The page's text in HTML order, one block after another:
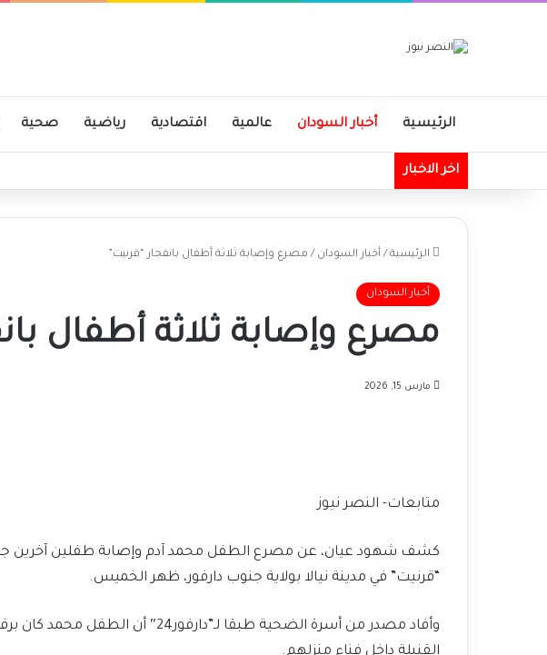
الرئيسية أخبار السودان عالمية اقتصادية رياضية صحية
اخر الاخبار
الرئيسية / أخبار السودان / مصرع وإصابة ثلاثة أطفال بانفجار “قرنيت”
أخبار السودان
مصرع وإصابة ثلاثة أطفال
مارس 15, 2026
متابعات- النصر نيوز
كشف شهود عيان، عن مصرع الطفل محمد آدم وإصابة طفلين آخرين
“قرنيت” في مدينة نيالا بولاية جنوب دارفور، ظهر الخميس.
وأفاد مصدر من أسرة الضحية طبقا